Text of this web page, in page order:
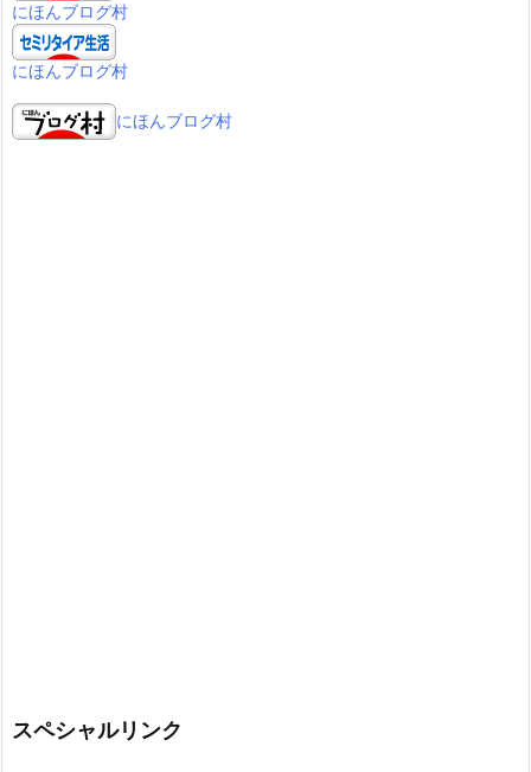
にほんブログ村
にほんブログ村
にほんブログ村
スペシャルリンク